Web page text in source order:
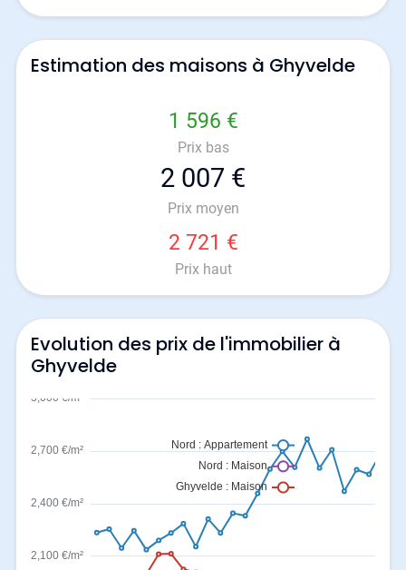
Estimation des maisons à Ghyvelde
1 596 €
Prix bas
2 007 €
Prix moyen
2 721 €
Prix haut
Evolution des prix de l'immobilier à
Ghyvelde